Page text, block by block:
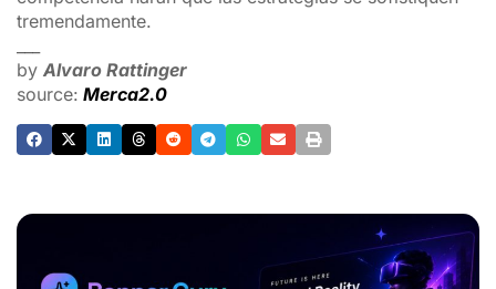
tremendamente.
by Alvaro Rattinger
source: Merca2.0